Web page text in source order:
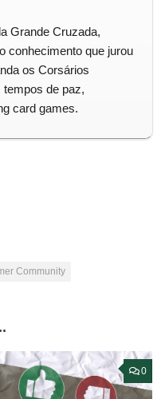
Grande Cruzada,
conhecimento que jurou
os Corsários
de paz,
card games.
Community
0